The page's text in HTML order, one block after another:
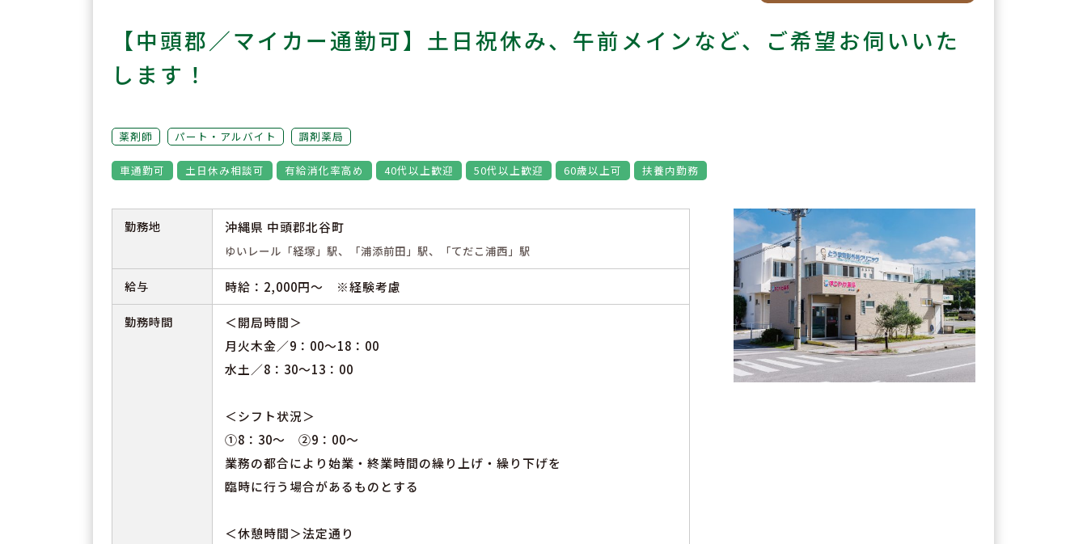
【中頭郡／マイカー通勤可】土日祝休み、午前メインなど、ご希望お伺いいた
します！
薬剤師 パート・アルバイト 調剤薬局
車通勤可 土日休み相談可 有給消化率高め 40代以上歓迎 50代以上歓迎 60歳以上可 扶養内勤務
勤務地 沖縄県 中頭郡北谷町
ゆいレール「経塚」駅、「浦添前田」駅、「てだこ浦西」駅
給与 時給：2,000円～ ※経験考慮
勤務時間
＜開局時間＞
月火木金／9：00～18：00
水土／8：30～13：00
＜シフト状況＞
①8：30～ ②9：00～
業務の都合により始業・終業時間の繰り上げ・繰り下げを
臨時に行う場合があるものとする
＜休憩時間＞法定通り